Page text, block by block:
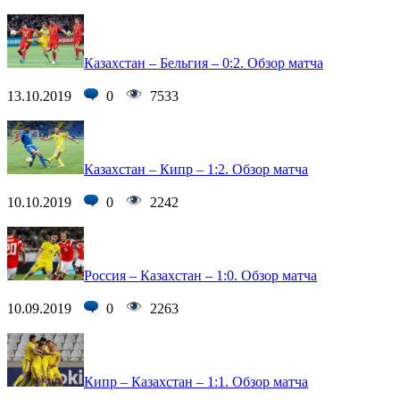
Казахстан – Бельгия – 0:2. Обзор матча
13.10.2019 0 7533
Казахстан – Кипр – 1:2. Обзор матча
10.10.2019 0 2242
Россия – Казахстан – 1:0. Обзор матча
10.09.2019 0 2263
Кипр – Казахстан – 1:1. Обзор матча